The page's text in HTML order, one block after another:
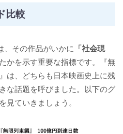
比較
、その作品がいかに
「社会現
かを示す重要な指標です。『無
は、どちらも日本映画史上に残
な話題を呼びました。以下のグ
見ていきましょう。